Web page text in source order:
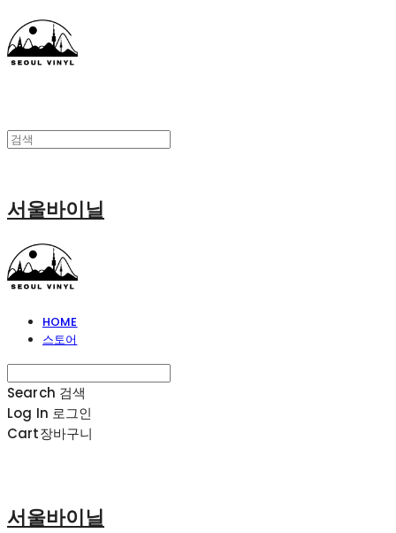
서울바이닐
HOME
스토어
Search 검색
Log In 로그인
Cart장바구니
서울바이닐